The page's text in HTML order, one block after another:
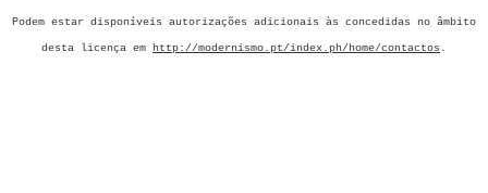
Podem estar disponíveis autorizações adicionais às concedidas no âmbito
desta licença em http://modernismo.pt/index.ph/home/contactos .